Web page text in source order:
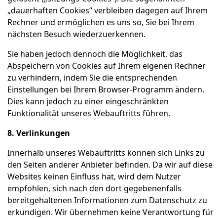
„dauerhaften Cookies“ verbleiben dagegen auf Ihrem
Rechner und ermöglichen es uns so, Sie bei Ihrem
nächsten Besuch wiederzuerkennen.
Sie haben jedoch dennoch die Möglichkeit, das
Abspeichern von Cookies auf Ihrem eigenen Rechner
zu verhindern, indem Sie die entsprechenden
Einstellungen bei Ihrem Browser-Programm ändern.
Dies kann jedoch zu einer eingeschränkten
Funktionalität unseres Webauftritts führen.
8. Verlinkungen
Innerhalb unseres Webauftritts können sich Links zu
den Seiten anderer Anbieter befinden. Da wir auf diese
Websites keinen Einfluss hat, wird dem Nutzer
empfohlen, sich nach den dort gegebenenfalls
bereitgehaltenen Informationen zum Datenschutz zu
erkundigen. Wir übernehmen keine Verantwortung für